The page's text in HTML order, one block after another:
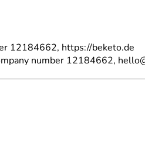
12184662, https://beketo.de
number 12184662,